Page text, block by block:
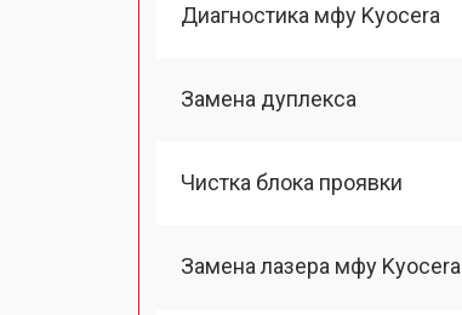
Диагностика мфу Kyocera
Замена дуплекса
Чистка блока проявки
Замена лазера мфу Kyocera